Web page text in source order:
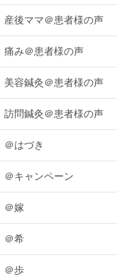
産後ママ＠患者様の声
痛み＠患者様の声
美容鍼灸＠患者様の声
訪問鍼灸＠患者様の声
＠はづき
＠キャンペーン
＠嫁
＠希
＠歩